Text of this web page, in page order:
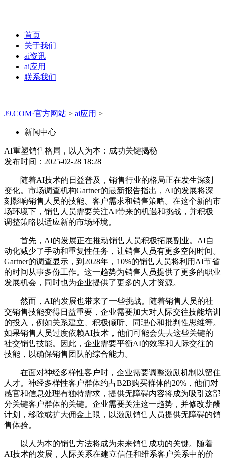
首页
关于我们
ai资讯
ai应用
联系我们
J9.COM·官方网站 > ai应用 >
新闻中心
AI重塑销售格局，以人为本：成功关键揭秘
发布时间：2025-02-28 18:28
随着AI技术的日益普及，销售行业的格局正在发生深刻
变化。市场调查机构Gartner的最新报告指出，AI的发展将深
刻影响销售人员的技能、客户需求和销售策略。在这个新的市
场环境下，销售人员需要关注AI带来的机遇和挑战，并积极
调整策略以适应新的市场环境。
首先，AI的发展正在推动销售人员积极拓展副业。AI自
动化减少了手动和重复性任务，让销售人员有更多空闲时间。
Gartner的调查显示，到2028年，10%的销售人员将利用AI节省
的时间从事多份工作。这一趋势为销售人员提供了更多的职业
发展机会，同时也为企业提供了更多的人才资源。
然而，AI的发展也带来了一些挑战。随着销售人员的社
交销售技能变得日益重要，企业需要加大对人际交往技能培训
的投入，例如关系建立、积极倾听、同理心和批判性思维等。
如果销售人员过度依赖AI技术，他们可能会失去这些关键的
社交销售技能。因此，企业需要平衡AI的效率和人际交往的
技能，以确保销售团队的综合能力。
在面对神经多样性客户时，企业需要调整激励机制以留住
人才。神经多样性客户群体约占B2B购买群体的20%，他们对
感官和信息处理有独特需求，提供无障碍内容将成为吸引这部
分关键客户群体的关键。企业需要关注这一趋势，并修改薪酬
计划，移除或扩大佣金上限，以激励销售人员提供无障碍的销
售体验。
以人为本的销售方法将成为未来销售成功的关键。随着
AI技术的发展，人际关系在建立信任和维系客户关系中的价